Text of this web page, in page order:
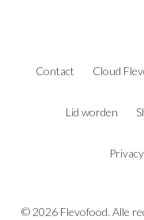
Contact Cloud
Lid worden
© 2026 Flevofood. Alle